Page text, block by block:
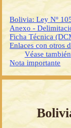
Bolivia: Ley Nº
Anexo -
Ficha Técnica
Enlaces con otros
Véase también
Nota importante